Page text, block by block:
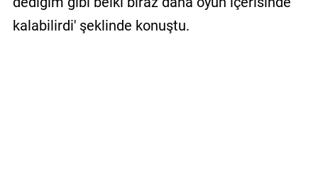
kalabilirdi' şeklinde konuştu.